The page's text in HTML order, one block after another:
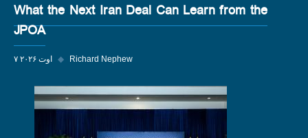
What the Next Iran Deal Can Learn from the
JPOA
۷ اوت ۲۰۲۶ ◆ Richard Nephew